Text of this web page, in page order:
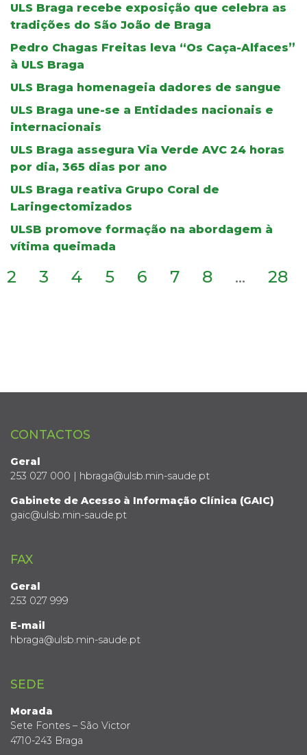
ULS Braga recebe exposição que celebra as
tradições do São João de Braga
Pedro Chagas Freitas leva “Os Caça-Alfaces”
à ULS Braga
ULS Braga homenageia dadores de sangue
ULS Braga une-se a Entidades nacionais e
internacionais
ULS Braga assegura Via Verde AVC 24 horas
por dia, 365 dias por ano
ULS Braga reativa Grupo Coral de
Laringectomizados
ULSB promove formação na abordagem à
vítima queimada
2 3 4 5 6 7 8 ... 28
CONTACTOS
Geral
253 027 000 | hbraga@ulsb.min-saude.pt
Gabinete de Acesso à Informação Clínica (GAIC)
gaic@ulsb.min-saude.pt
FAX
Geral
253 027 999
E-mail
hbraga@ulsb.min-saude.pt
SEDE
Morada
Sete Fontes – São Victor
4710-243 Braga